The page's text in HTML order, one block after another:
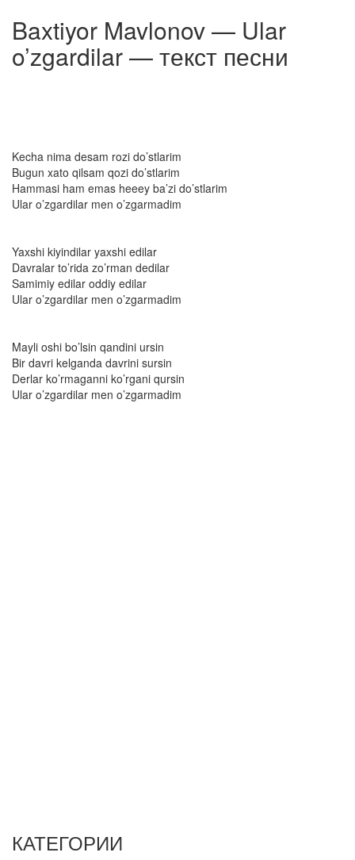
Baxtiyor Mavlonov — Ular
o’zgardilar — текст песни
Kecha nima desam rozi do’stlarim
Bugun xato qilsam qozi do’stlarim
Hammasi ham emas heeey ba’zi do’stlarim
Ular o’zgardilar men o’zgarmadim
Yaxshi kiyindilar yaxshi edilar
Davralar to’rida zo’rman dedilar
Samimiy edilar oddiy edilar
Ular o’zgardilar men o’zgarmadim
Mayli oshi bo’lsin qandini ursin
Bir davri kelganda davrini sursin
Derlar ko’rmaganni ko’rgani qursin
Ular o’zgardilar men o’zgarmadim
КАТЕГОРИИ